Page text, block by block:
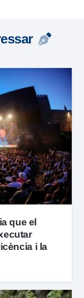
que el
i la